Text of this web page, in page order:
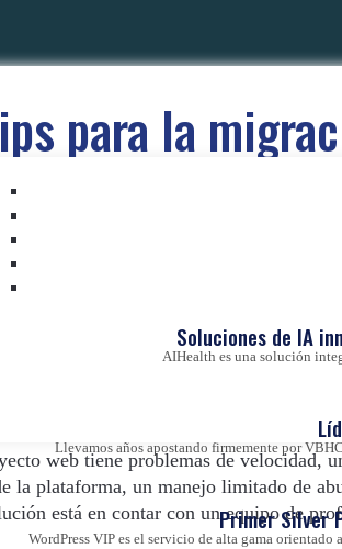
Soluciones de IA
AIHealth es una solución
Llevamos años apostando firmemente por
Primer Silver
WordPress VIP es el servicio de alta gama
para la
de administración de contenido es
con un CMS web que se ha quedado
web tiene problemas de velocidad,
la plataforma, un manejo limitado de
está en contar con un equipo de